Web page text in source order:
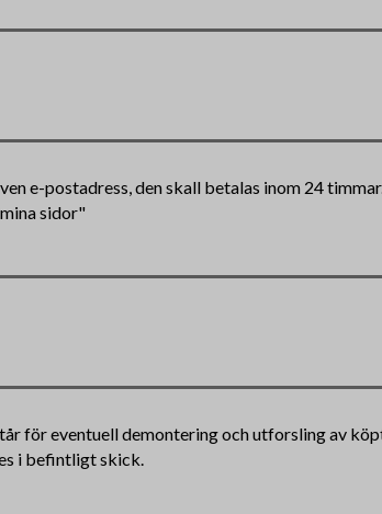
e-postadress, den skall betalas inom 24
sidor"
för eventuell demontering och utforsling av
i befintligt skick.